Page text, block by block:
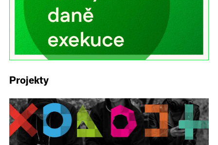
Projekty